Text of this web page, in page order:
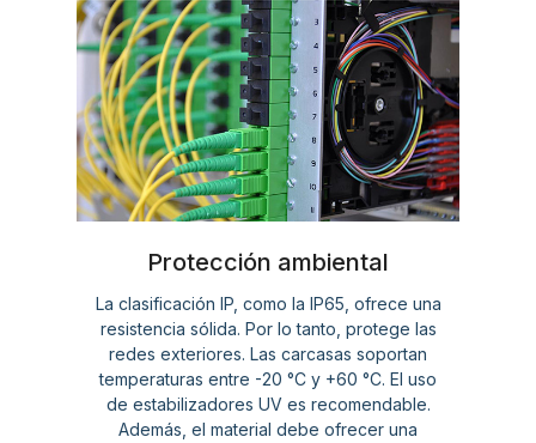
Protección ambiental
La clasificación IP, como la IP65, ofrece una
resistencia sólida. Por lo tanto, protege las
redes exteriores. Las carcasas soportan
temperaturas entre -20 °C y +60 °C. El uso
de estabilizadores UV es recomendable.
Además, el material debe ofrecer una